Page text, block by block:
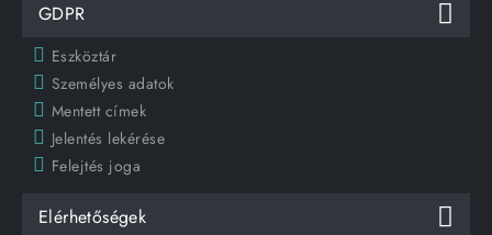
GDPR
Eszköztár
Személyes adatok
Mentett címek
Jelentés lekérése
Felejtés joga
Elérhetőségek